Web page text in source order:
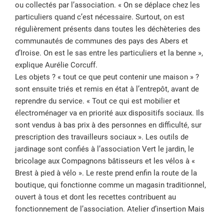
ou collectés par l’association. « On se déplace chez les
particuliers quand c’est nécessaire. Surtout, on est
régulièrement présents dans toutes les déchèteries des
communautés de communes des pays des Abers et
d’Iroise. On est le sas entre les particuliers et la benne »,
explique Aurélie Corcuff.
Les objets ? « tout ce que peut contenir une maison » ?
sont ensuite triés et remis en état à l’entrepôt, avant de
reprendre du service. « Tout ce qui est mobilier et
électroménager va en priorité aux dispositifs sociaux. Ils
sont vendus à bas prix à des personnes en difficulté, sur
prescription des travailleurs sociaux ». Les outils de
jardinage sont confiés à l’association Vert le jardin, le
bricolage aux Compagnons bâtisseurs et les vélos à «
Brest à pied à vélo ». Le reste prend enfin la route de la
boutique, qui fonctionne comme un magasin traditionnel,
ouvert à tous et dont les recettes contribuent au
fonctionnement de l’association. Atelier d’insertion Mais